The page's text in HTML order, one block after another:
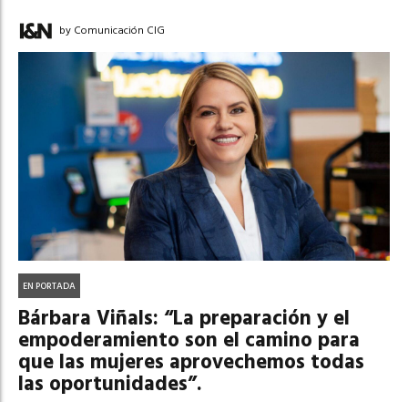
by Comunicación CIG
EN PORTADA
Bárbara Viñals: “La preparación y el
empoderamiento son el camino para
que las mujeres aprovechemos todas
las oportunidades”.